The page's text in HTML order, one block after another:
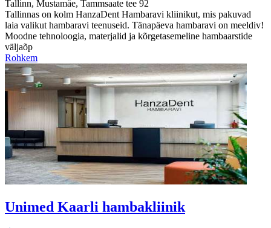
Tallinn, Mustamäe, Tammsaate tee 92
Tallinnas on kolm HanzaDent Hambaravi kliinikut, mis pakuvad
laia valikut hambaravi teenuseid. Tänapäeva hambaravi on meeldiv!
Moodne tehnoloogia, materjalid ja kõrgetasemeline hambaarstide
väljaõp
Rohkem
Unimed Kaarli hambakliinik